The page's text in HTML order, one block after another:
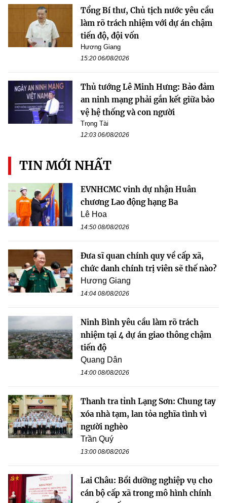
Tổng Bí thư, Chủ tịch nước yêu cầu
làm rõ trách nhiệm với dự án chậm
tiến độ, đội vốn
Hương Giang
15:20 06/08/2026
Thủ tướng Lê Minh Hưng: Bảo đảm
an ninh mạng phải gắn kết giữa bảo
vệ hệ thống và con người
Trọng Tài
12:03 06/08/2026
TIN MỚI NHẤT
EVNHCMC vinh dự nhận Huân
chương Lao động hạng Ba
Lê Hoa
14:50 08/08/2026
Đưa sĩ quan chính quy về cấp xã,
chức danh chính trị viên sẽ thế nào?
Hương Giang
14:04 08/08/2026
Ninh Bình yêu cầu làm rõ trách
nhiệm tại 4 dự án giao thông chậm
tiến độ
Quang Dân
14:00 08/08/2026
Thanh tra tỉnh Lạng Sơn: Chung tay
xóa nhà tạm, lan tỏa nghĩa tình vì
người nghèo
Trần Quý
13:00 08/08/2026
Lai Châu: Bồi dưỡng nghiệp vụ cho
cán bộ cấp xã trong mô hình chính